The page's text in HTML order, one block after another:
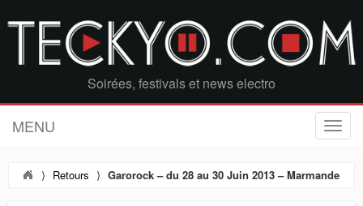
Soirées, festivals et news electro
MENU
T
o
g
⟩ Retours ⟩ Garorock – du 28 au 30 Juin 2013 – Marmande